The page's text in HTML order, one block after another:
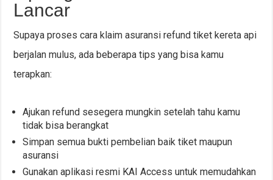
Lancar
Supaya proses cara klaim asuransi refund tiket kereta api
berjalan mulus, ada beberapa tips yang bisa kamu
terapkan:
Ajukan refund sesegera mungkin setelah tahu kamu
tidak bisa berangkat
Simpan semua bukti pembelian baik tiket maupun
asuransi
Gunakan aplikasi resmi KAI Access untuk memudahkan